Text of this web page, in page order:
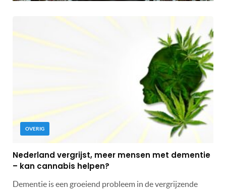
OVERIG
Nederland vergrijst, meer mensen met dementie
– kan cannabis helpen?
Dementie is een groeiend probleem in de vergrijzende